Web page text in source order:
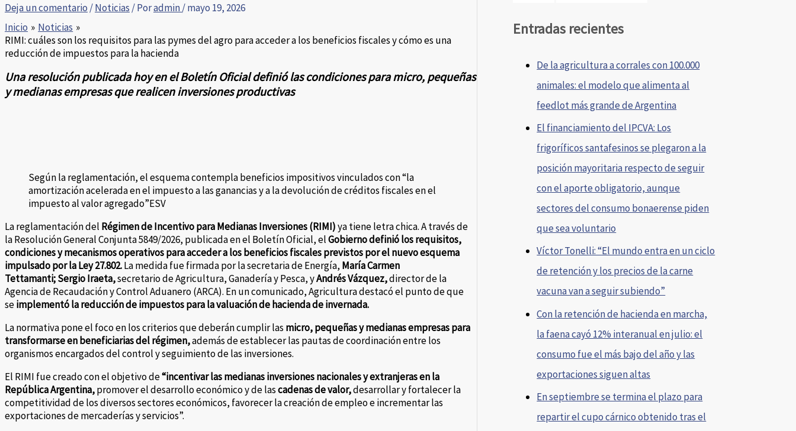
Deja un comentario /Noticias / Poradmin/mayo 19, 2026
Inicio
Noticias
RIMI: cuáles son los requisitos para las pymes del agro para acceder a los beneficios fiscales y cómo es una
reducción de impuestos para la hacienda
Una resolución publicada hoy en el Boletín Oficial definió las condiciones para micro, pequeñas
y medianas empresas que realicen inversiones productivas
Según la reglamentación, el esquema contempla beneficios impositivos vinculados con “la
amortización acelerada en el impuesto a las ganancias y a la devolución de créditos fiscales en el
impuesto al valor agregado”ESV
La reglamentación del Régimen de Incentivo para Medianas Inversiones (RIMI)ya tiene letra chica. A través de
la Resolución General Conjunta 5849/2026, publicada en el Boletín Oficial, elGobierno definió los requisitos,
condiciones y mecanismos operativos para acceder a los beneficios fiscales previstos por el nuevo esquema
impulsado por la Ley 27.802.La medida fue firmada por la secretaria de Energía, María Carmen
Tettamanti;Sergio Iraeta,secretario de Agricultura, Ganadería y Pesca, yAndrés Vázquez,director de la
Agencia de Recaudación y Control Aduanero (ARCA). En un comunicado, Agricultura destacó el punto de que
seimplementó la reducción de impuestos para la valuación de hacienda de invernada.
La normativa pone el foco en los criterios que deberán cumplir las micro, pequeñas y medianas empresas para
transformarse en beneficiarias del régimen,además de establecer las pautas de coordinación entre los
organismos encargados del control y seguimiento de las inversiones.
El RIMI fue creado con el objetivo de“incentivar las medianas inversiones nacionales y extranjeras en la
República Argentina,promover el desarrollo económico y de lascadenas de valor,desarrollar y fortalecer la
competitividad de los diversos sectores económicos, favorecer la creación de empleo e incrementar las
exportaciones de mercaderías y servicios”.
Entradas recientes
De la agricultura a corrales con 100.000
animales: el modelo que alimenta al
feedlot más grande de Argentina
El financiamiento del IPCVA: Los
frigoríficos santafesinos se plegaron a la
posición mayoritaria respecto de seguir
con el aporte obligatorio, aunque
sectores del consumo bonaerense piden
que sea voluntario
Víctor Tonelli: “El mundo entra en un ciclo
de retención y los precios de la carne
vacuna van a seguir subiendo”
Con la retención de hacienda en marcha,
la faena cayó 12% interanual en julio: el
consumo fue el más bajo del año y las
exportaciones siguen altas
En septiembre se termina el plazo para
repartir el cupo cárnico obtenido tras el